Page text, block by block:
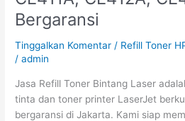
Bergaransi
Tinggalkan Komentar / Refill Toner
/admin
Jasa Refill Toner Bintang Laser
tinta dan toner printer LaserJet
bergaransi di Jakarta. Kami siap
Toner
HP
(CE410A,
CE411A,
CE412A,
CE413A)
Bergaransi